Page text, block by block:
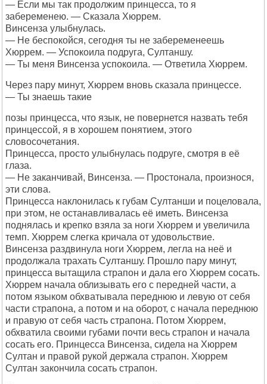
— Если мы так продолжим принцесса, то я
забеременею. — Сказала Хюррем.
Винсенза улыбнулась.
— Не беспокойся, сегодня ты не забеременеешь
Хюррем. — Успокоила подруга, Султаншу.
— Ты меня Винсенза успокоила. — Ответила Хюррем.
Через пару минут, Хюррем вновь сказала принцессе.
— Ты знаешь такие
позы принцесса, что язык, не повернется назвать тебя
принцессой, я в хорошем понятием, этого
словосочетания.
Принцесса, просто улыбнулась подруге, смотря в её
глаза.
— Не заканчивай, Винсенза. — Простонала, произнося,
эти слова.
Принцесса наклонилась к губам Султанши и поцеловала,
при этом, не останавливалась её иметь. Винсенза
поднялась и крепко взяла за ноги Хюррем и увеличила
темп. Хюррем слегка кричала от удовольствие.
Винсенза раздвинула ноги Хюррем, легла на неё и
продолжала трахать Султаншу. Прошло пару минут,
принцесса вытащила страпон и дала его Хюррем сосать.
Хюррем начала облизывать его с передней части, а
потом языком обхватывала переднюю и левую от себя
части страпона, а потом и на оборот, с начала переднюю
и правую от себя часть страпона. Потом Хюррем,
обхватила своими губами почти весь страпон и начала
сосать его. Принцесса Винсенза, сидела на Хюррем
Султан и правой рукой держала страпон. Хюррем
Султан закончила сосать страпон.